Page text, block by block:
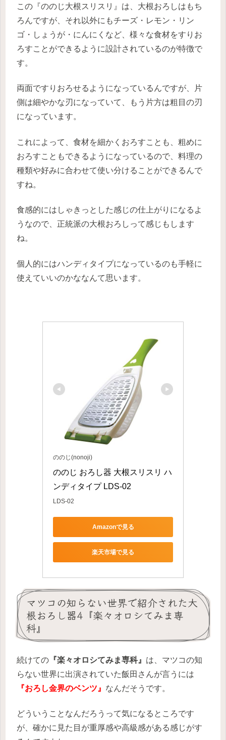
この『ののじ大根スリスリ』は、大根おろしはもち
ろんですが、それ以外にもチーズ・レモン・リン
ゴ・しょうが・にんにくなど、様々な食材をすりお
ろすことができるように設計されているのが特徴で
す。
両面ですりおろせるようになっているんですが、片
側は細やかな刃になっていて、もう片方は粗目の刃
になっています。
これによって、食材を細かくおろすことも、粗めに
おろすこともできるようになっているので、料理の
種類や好みに合わせて使い分けることができるんで
すね。
食感的にはしゃきっとした感じの仕上がりになるよ
うなので、正統派の大根おろしって感じもします
ね。
個人的にはハンディタイプになっているのも手軽に
使えていいのかななんて思います。
ののじ(nonoji)
ののじ おろし器 大根スリスリ ハ
ンディタイプ LDS-02
LDS-02
Amazonで見る
楽天市場で見る
マツコの知らない世界で紹介された大
根おろし器4『楽々オロシてみま専
科』
続けての 『楽々オロシてみま専科』 は、マツコの知
らない世界に出演されていた飯田さんが言うには
『おろし金界のベンツ』 なんだそうです。
どういうことなんだろうって気になるところです
が、確かに見た目が重厚感や高級感がある感じがす